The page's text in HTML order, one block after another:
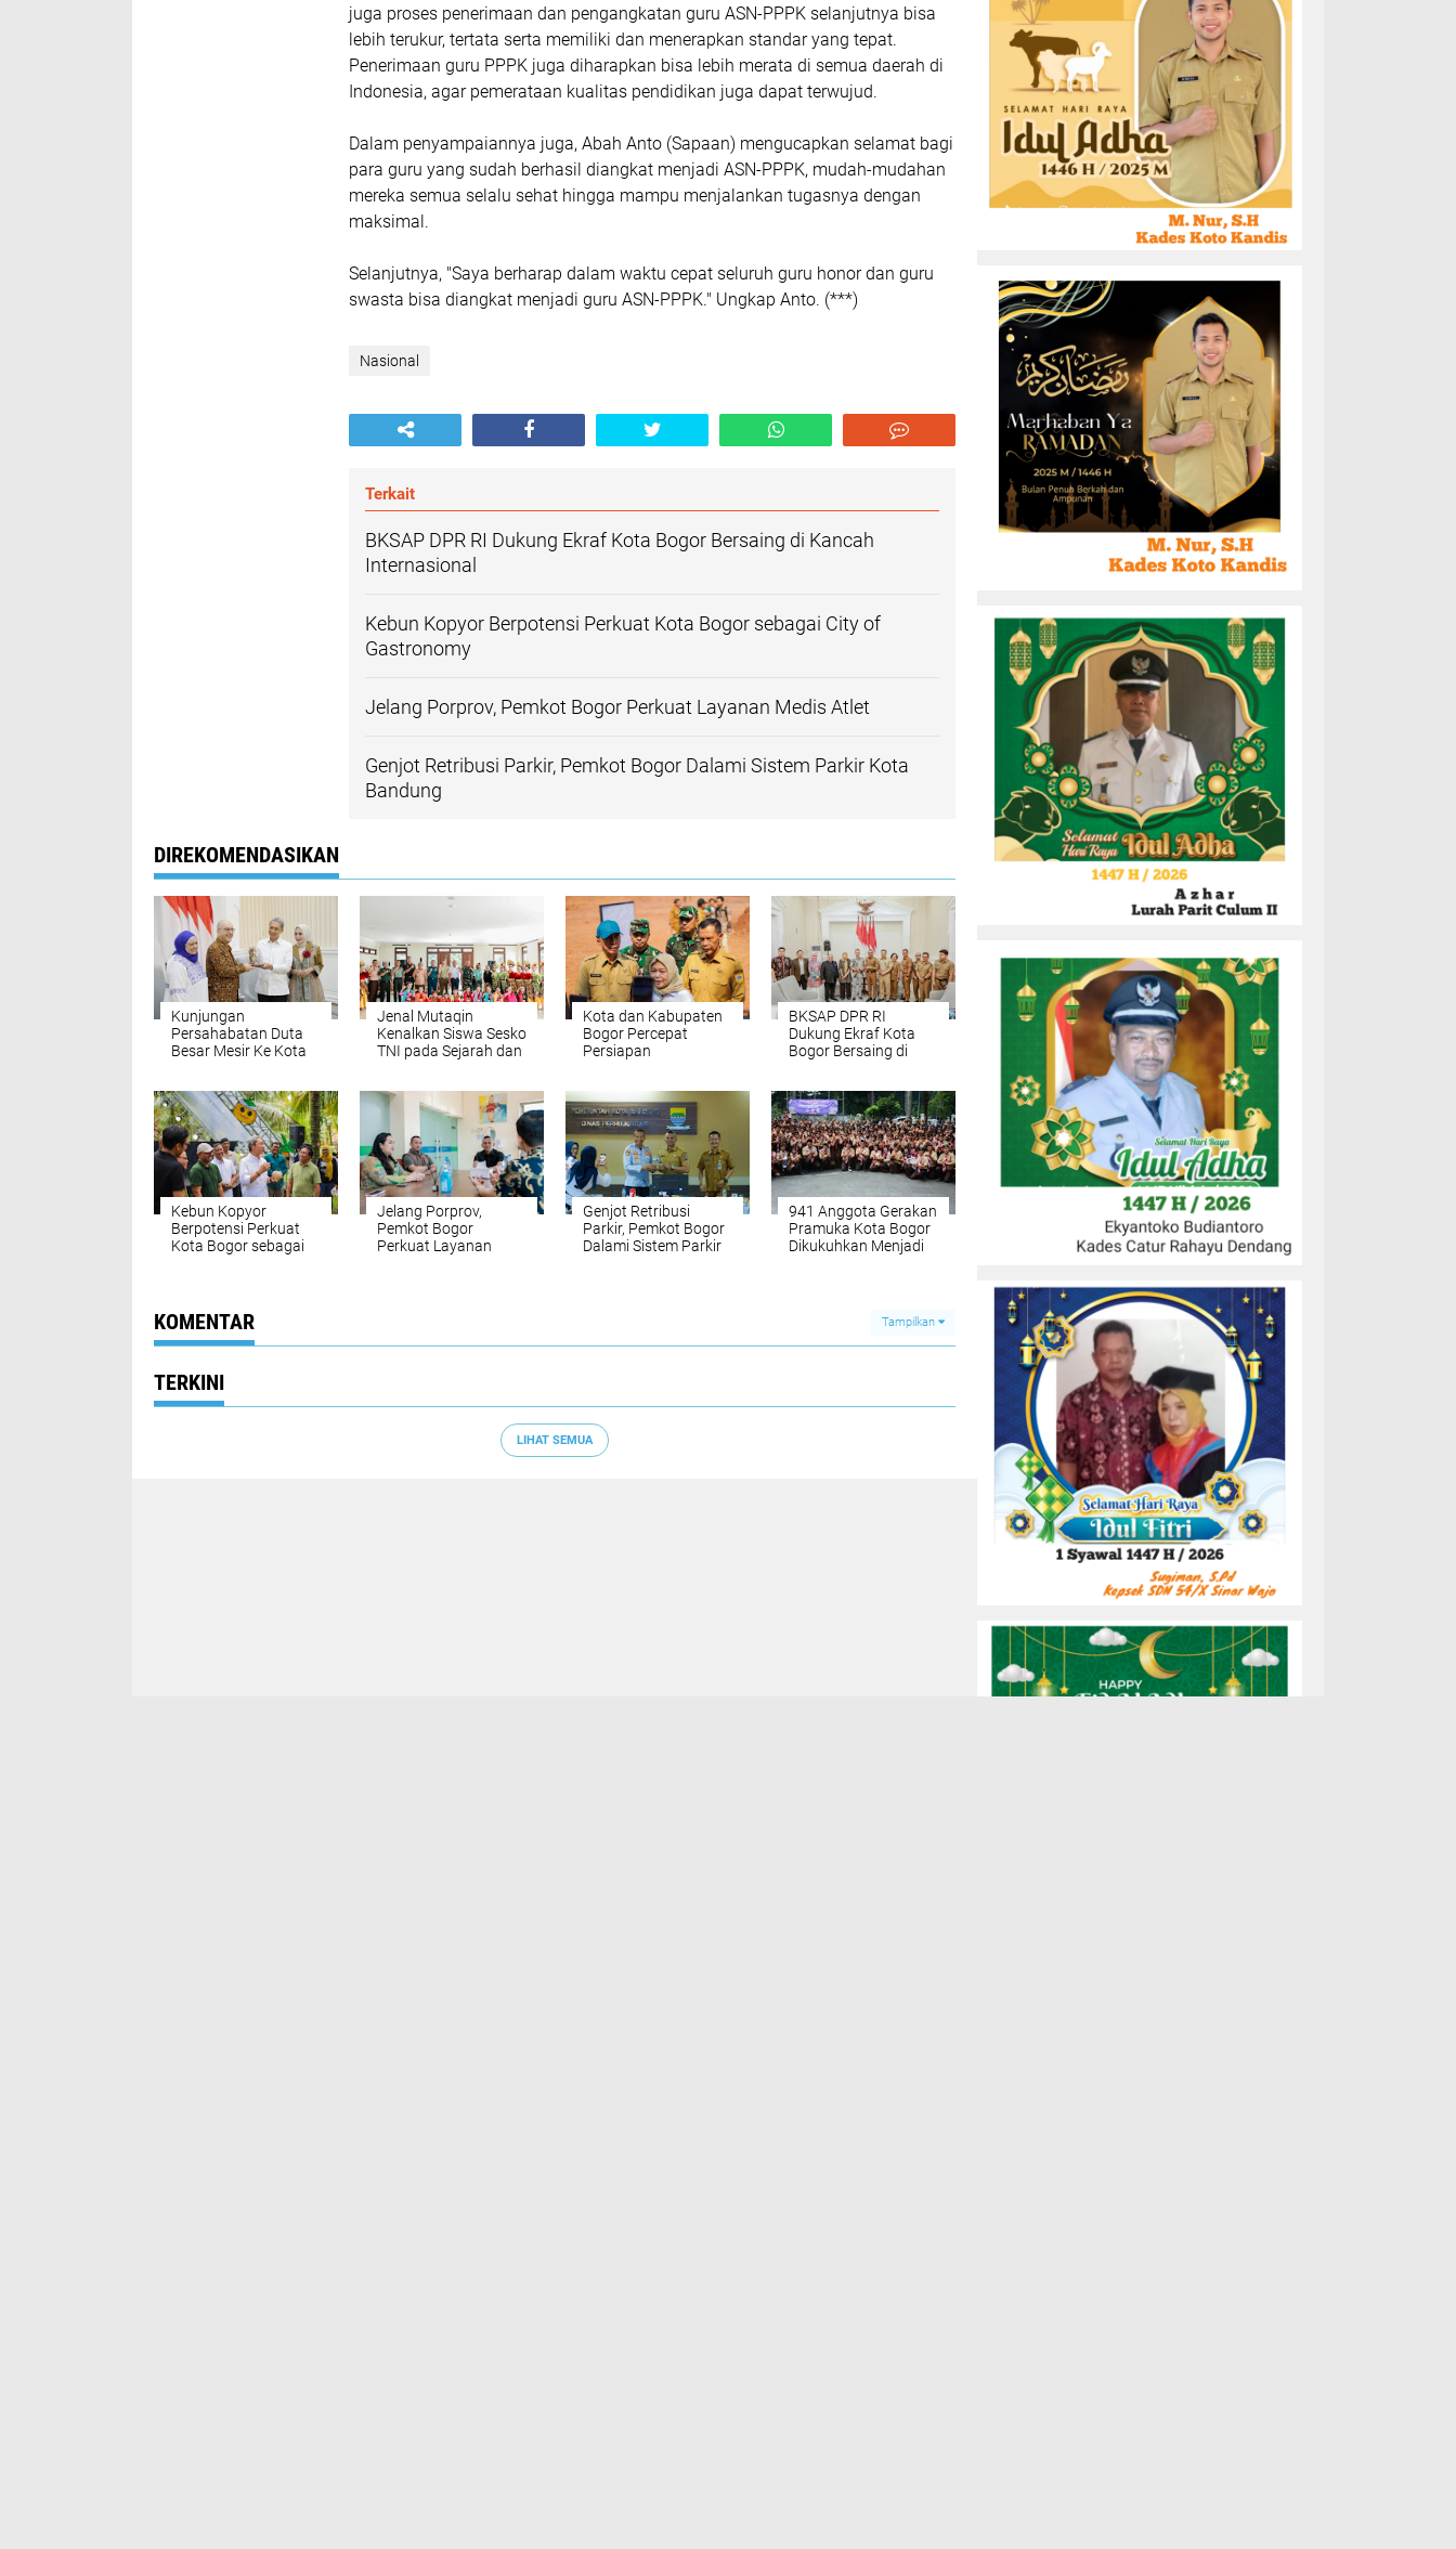
juga proses penerimaan dan pengangkatan guru ASN-PPPK selanjutnya bisa
lebih terukur, tertata serta memiliki dan menerapkan standar yang tepat.
Penerimaan guru PPPK juga diharapkan bisa lebih merata di semua daerah di
Indonesia, agar pemerataan kualitas pendidikan juga dapat terwujud.
Dalam penyampaiannya juga, Abah Anto (Sapaan) mengucapkan selamat bagi
para guru yang sudah berhasil diangkat menjadi ASN-PPPK, mudah-mudahan
mereka semua selalu sehat hingga mampu menjalankan tugasnya dengan
maksimal.
Selanjutnya, "Saya berharap dalam waktu cepat seluruh guru honor dan guru
swasta bisa diangkat menjadi guru ASN-PPPK." Ungkap Anto. (***)
Nasional
Terkait
BKSAP DPR RI Dukung Ekraf Kota Bogor Bersaing di Kancah
Internasional
Kebun Kopyor Berpotensi Perkuat Kota Bogor sebagai City of
Gastronomy
Jelang Porprov, Pemkot Bogor Perkuat Layanan Medis Atlet
Genjot Retribusi Parkir, Pemkot Bogor Dalami Sistem Parkir Kota
Bandung
DIREKOMENDASIKAN
Kunjungan
Persahabatan Duta
Besar Mesir Ke Kota
Jenal Mutaqin
Kenalkan Siswa Sesko
TNI pada Sejarah dan
Kota dan Kabupaten
Bogor Percepat
Persiapan
BKSAP DPR RI
Dukung Ekraf Kota
Bogor Bersaing di
Kebun Kopyor
Berpotensi Perkuat
Kota Bogor sebagai
Jelang Porprov,
Pemkot Bogor
Perkuat Layanan
Genjot Retribusi
Parkir, Pemkot Bogor
Dalami Sistem Parkir
941 Anggota Gerakan
Pramuka Kota Bogor
Dikukuhkan Menjadi
KOMENTAR Tampilkan
TERKINI
LIHAT SEMUA